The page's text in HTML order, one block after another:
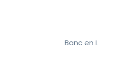
Banc en L